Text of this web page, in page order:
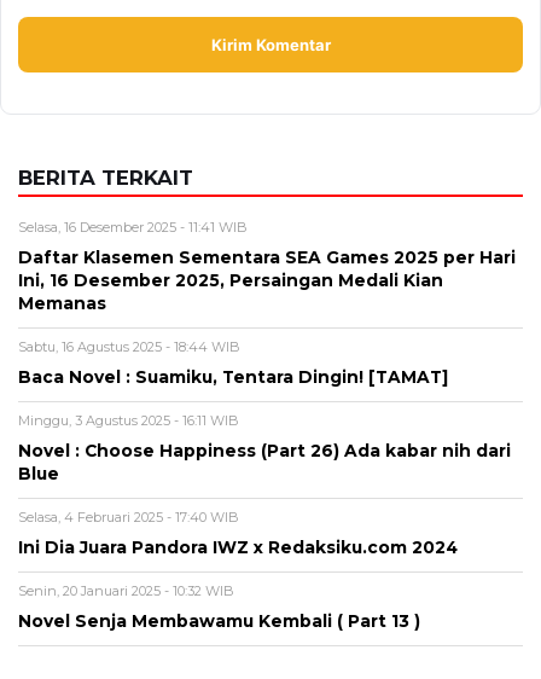
BERITA TERKAIT
Selasa, 16 Desember 2025 - 11:41 WIB
Daftar Klasemen Sementara SEA Games 2025 per Hari
Ini, 16 Desember 2025, Persaingan Medali Kian
Memanas
Sabtu, 16 Agustus 2025 - 18:44 WIB
Baca Novel : Suamiku, Tentara Dingin! [TAMAT]
Minggu, 3 Agustus 2025 - 16:11 WIB
Novel : Choose Happiness (Part 26) Ada kabar nih dari
Blue
Selasa, 4 Februari 2025 - 17:40 WIB
Ini Dia Juara Pandora IWZ x Redaksiku.com 2024
Senin, 20 Januari 2025 - 10:32 WIB
Novel Senja Membawamu Kembali ( Part 13 )